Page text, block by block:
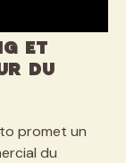
et
du
promet un
du